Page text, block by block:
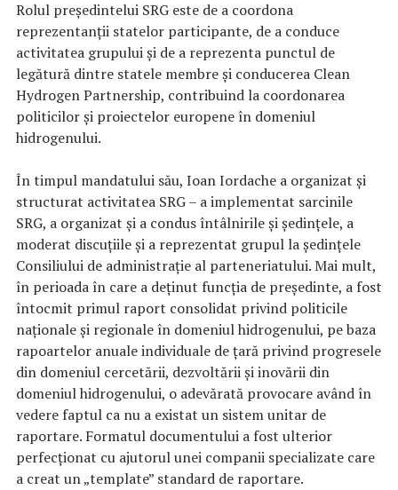
Rolul președintelui SRG este de a coordona
reprezentanții statelor participante, de a conduce
activitatea grupului și de a reprezenta punctul de
legătură dintre statele membre și conducerea Clean
Hydrogen Partnership, contribuind la coordonarea
politicilor și proiectelor europene în domeniul
hidrogenului.
În timpul mandatului său, Ioan Iordache a organizat și
structurat activitatea SRG – a implementat sarcinile
SRG, a organizat și a condus întâlnirile și ședințele, a
moderat discuțiile și a reprezentat grupul la ședințele
Consiliului de administrație al parteneriatului. Mai mult,
în perioada în care a deținut funcția de președinte, a fost
întocmit primul raport consolidat privind politicile
naționale și regionale în domeniul hidrogenului, pe baza
rapoartelor anuale individuale de țară privind progresele
din domeniul cercetării, dezvoltării și inovării din
domeniul hidrogenului, o adevărată provocare având în
vedere faptul ca nu a existat un sistem unitar de
raportare. Formatul documentului a fost ulterior
perfecționat cu ajutorul unei companii specializate care
a creat un „template” standard de raportare.